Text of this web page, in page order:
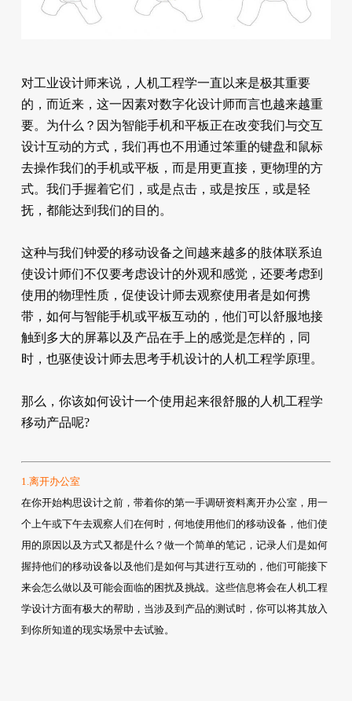
对工业设计师来说，人机工程学一直以来是极其重要
的，而近来，这一因素对数字化设计师而言也越来越重
要。为什么？因为智能手机和平板正在改变我们与交互
设计互动的方式，我们再也不用通过笨重的键盘和鼠标
去操作我们的手机或平板，而是用更直接，更物理的方
式。我们手握着它们，或是点击，或是按压，或是轻
抚，都能达到我们的目的。
这种与我们钟爱的移动设备之间越来越多的肢体联系迫
使设计师们不仅要考虑设计的外观和感觉，还要考虑到
使用的物理性质，促使设计师去观察使用者是如何携
带，如何与智能手机或平板互动的，他们可以舒服地接
触到多大的屏幕以及产品在手上的感觉是怎样的，同
时，也驱使设计师去思考手机设计的人机工程学原理。
那么，你该如何设计一个使用起来很舒服的人机工程学
移动产品呢?
1.离开办公室
在你开始构思设计之前，带着你的第一手调研资料离开办公室，用一
个上午或下午去观察人们在何时，何地使用他们的移动设备，他们使
用的原因以及方式又都是什么？做一个简单的笔记，记录人们是如何
握持他们的移动设备以及他们是如何与其进行互动的，他们可能接下
来会怎么做以及可能会面临的困扰及挑战。这些信息将会在人机工程
学设计方面有极大的帮助，当涉及到产品的测试时，你可以将其放入
到你所知道的现实场景中去试验。